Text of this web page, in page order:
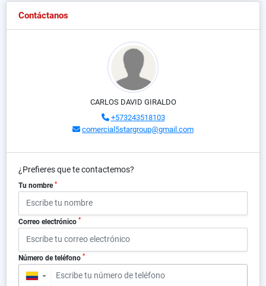
Contáctanos
CARLOS DAVID GIRALDO
+573243518103
comercial5stargroup@gmail.com
¿Prefieres que te contactemos?
Tu nombre *
Correo electrónico *
Número de teléfono *
▼